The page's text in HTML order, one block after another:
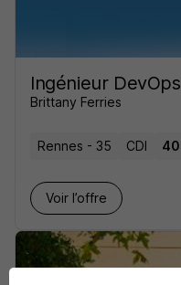
Ingénieur
Brittany Ferries
Rennes - 35 CDI
Voir l’offre